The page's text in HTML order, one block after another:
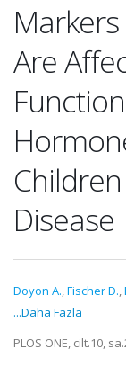
Are
Disease
Doyon A.,Fischer D.,
...Daha Fazla
PLOS ONE, cilt.10,